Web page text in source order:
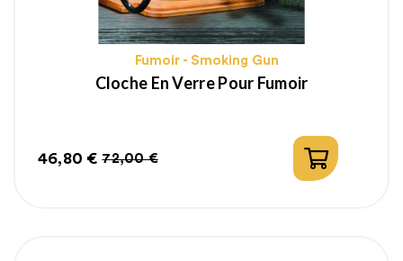
Fumoir - Smoking Gun
Cloche En Verre Pour Fumoir
Prix
46,80 €
Prix
72,00 €